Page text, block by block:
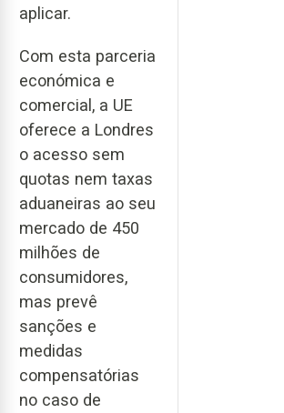
aplicar.
Com esta parceria
económica e
comercial, a UE
oferece a Londres
o acesso sem
quotas nem taxas
aduaneiras ao seu
mercado de 450
milhões de
consumidores,
mas prevê
sanções e
medidas
compensatórias
no caso de